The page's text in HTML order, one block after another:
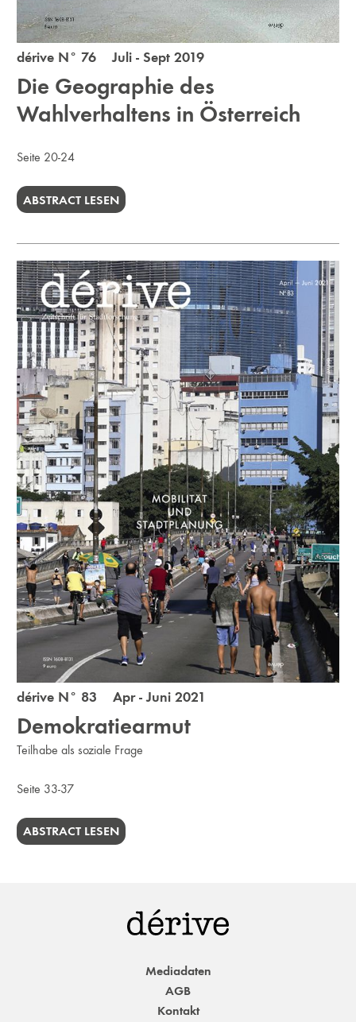
dérive N° 76 Juli - Sept 2019
Die Geographie des
Wahlverhaltens in Österreich
Seite 20-24
ABSTRACT LESEN
dérive N° 83 Apr - Juni 2021
Demokratiearmut
Teilhabe als soziale Frage
Seite 33-37
ABSTRACT LESEN
Mediadaten
AGB
Kontakt